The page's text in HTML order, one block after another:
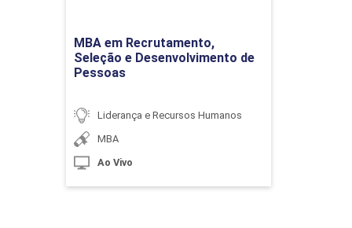
MBA em Recrutamento,
Seleção e Desenvolvimento de
Pessoas
Liderança e Recursos Humanos
MBA
Ao Vivo